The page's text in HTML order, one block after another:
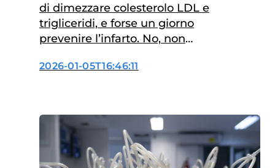
di dimezzare colesterolo LDL e
trigliceridi, e forse un giorno
prevenire l’infarto. No, non
ma di un approccio
futuro liberare i pazienti dalla
dipendenza quotidiana da
farmaci come statine,
ezetimibe o inibitori di PCSK9
2026-01-05T16:46:11